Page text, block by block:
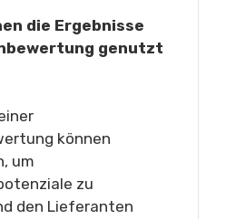
die Ergebnisse
genutzt
können
um
zu
den Lieferanten